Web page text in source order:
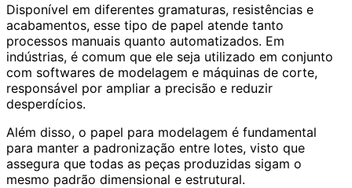
Disponível em diferentes gramaturas, resistências e
acabamentos, esse tipo de papel atende tanto
processos manuais quanto automatizados. Em
indústrias, é comum que ele seja utilizado em conjunto
com softwares de modelagem e máquinas de corte,
responsável por ampliar a precisão e reduzir
desperdícios.
Além disso, o papel para modelagem é fundamental
para manter a padronização entre lotes, visto que
assegura que todas as peças produzidas sigam o
mesmo padrão dimensional e estrutural.